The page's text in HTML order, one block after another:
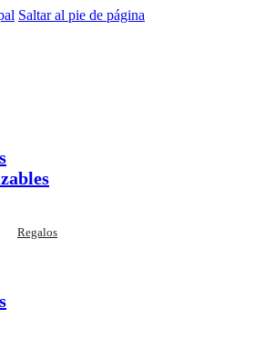
Saltar al pie de página
Regalos